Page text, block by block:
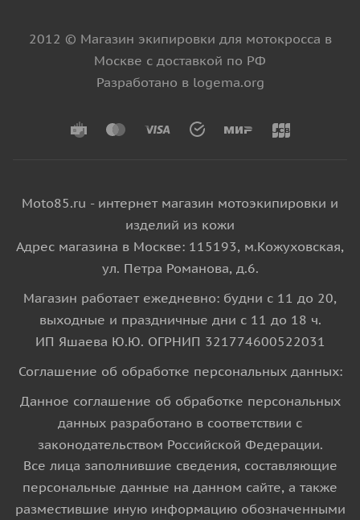
2012 © Магазин экипировки для мотокросса в
Москве с доставкой по РФ
Разработано в logema.org
Moto85.ru - интернет магазин мотоэкипировки и
изделий из кожи
Адрес магазина в Москве: 115193, м.Кожуховская,
ул. Петра Романова, д.6.
Магазин работает ежедневно: будни с 11 до 20,
выходные и праздничные дни с 11 до 18 ч.
ИП Яшаева Ю.Ю. ОГРНИП 321774600522031
Соглашение об обработке персональных данных:
Данное соглашение об обработке персональных
данных разработано в соответствии с
законодательством Российской Федерации.
Все лица заполнившие сведения, составляющие
персональные данные на данном сайте, а также
разместившие иную информацию обозначенными